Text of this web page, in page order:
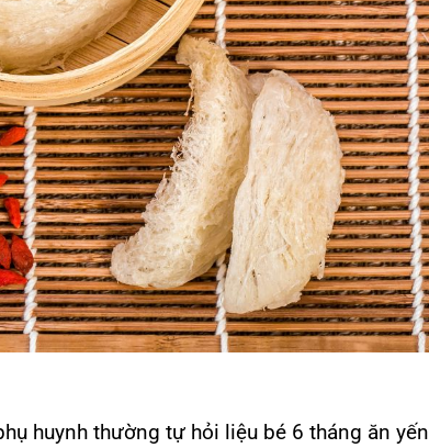
huynh thường tự hỏi liệu bé 6 tháng ăn yến